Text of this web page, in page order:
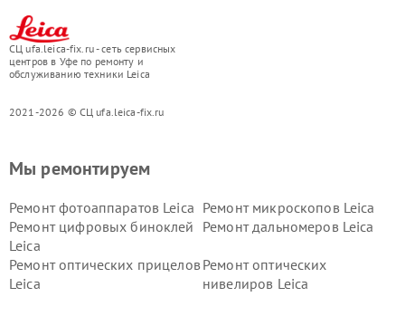
СЦ ufa.leica-fix.ru - сеть сервисных
центров в Уфе по ремонту и
обслуживанию техники Leica
2021-2026 © СЦ ufa.leica-fix.ru
Мы ремонтируем
Ремонт фотоаппаратов Leica Ремонт микроскопов Leica
Ремонт цифровых биноклей
Leica
Ремонт дальномеров Leica
Ремонт оптических прицелов
Leica
Ремонт оптических
нивелиров Leica